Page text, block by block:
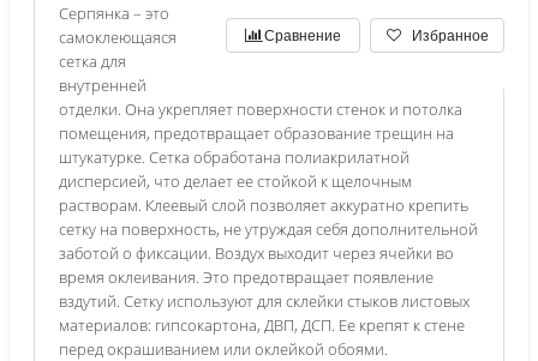
Сравнение Избранное
Серпянка – это
самоклеющаяся
сетка для
внутренней
отделки. Она укрепляет поверхности стенок и потолка
помещения, предотвращает образование трещин на
штукатурке. Сетка обработана полиакрилатной
дисперсией, что делает ее стойкой к щелочным
растворам. Клеевый слой позволяет аккуратно крепить
сетку на поверхность, не утруждая себя дополнительной
заботой о фиксации. Воздух выходит через ячейки во
время оклеивания. Это предотвращает появление
вздутий. Сетку используют для склейки стыков листовых
материалов: гипсокартона, ДВП, ДСП. Ее крепят к стене
перед окрашиванием или оклейкой обоями.